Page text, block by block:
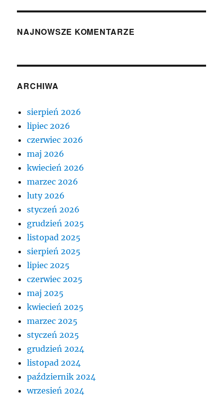
NAJNOWSZE KOMENTARZE
ARCHIWA
sierpień 2026
lipiec 2026
czerwiec 2026
maj 2026
kwiecień 2026
marzec 2026
luty 2026
styczeń 2026
grudzień 2025
listopad 2025
sierpień 2025
lipiec 2025
czerwiec 2025
maj 2025
kwiecień 2025
marzec 2025
styczeń 2025
grudzień 2024
listopad 2024
październik 2024
wrzesień 2024